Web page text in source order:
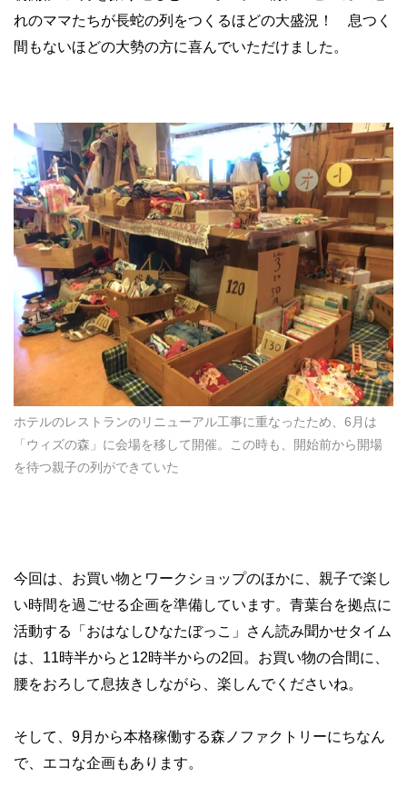
れのママたちが長蛇の列をつくるほどの大盛況！ 息つく
間もないほどの大勢の方に喜んでいただけました。
ホテルのレストランのリニューアル工事に重なったため、6月は
「ウィズの森」に会場を移して開催。この時も、開始前から開場
を待つ親子の列ができていた
今回は、お買い物とワークショップのほかに、親子で楽し
い時間を過ごせる企画を準備しています。青葉台を拠点に
活動する「おはなしひなたぼっこ」さん読み聞かせタイム
は、11時半からと12時半からの2回。お買い物の合間に、
腰をおろして息抜きしながら、楽しんでくださいね。
そして、9月から本格稼働する森ノファクトリーにちなん
で、エコな企画もあります。